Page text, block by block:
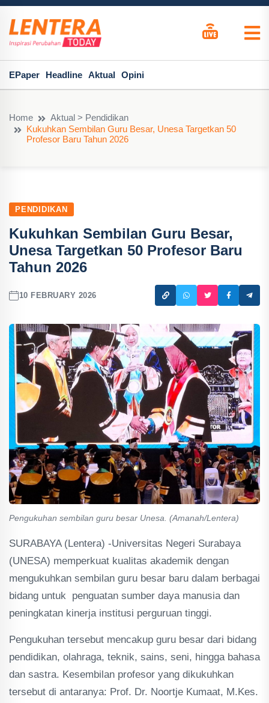
EPaper Headline Aktual Opini
Home
Aktual > Pendidikan
Kukuhkan Sembilan Guru Besar, Unesa Targetkan 50
Profesor Baru Tahun 2026
PENDIDIKAN
Kukuhkan Sembilan Guru Besar,
Unesa Targetkan 50 Profesor Baru
Tahun 2026
10 FEBRUARY 2026
Pengukuhan sembilan guru besar Unesa. (Amanah/Lentera)
SURABAYA (Lentera) -Universitas Negeri Surabaya
(UNESA) memperkuat kualitas akademik dengan
mengukuhkan sembilan guru besar baru dalam berbagai
bidang untuk penguatan sumber daya manusia dan
peningkatan kinerja institusi perguruan tinggi.
Pengukuhan tersebut mencakup guru besar dari bidang
pendidikan, olahraga, teknik, sains, seni, hingga bahasa
dan sastra. Kesembilan profesor yang dikukuhkan
tersebut di antaranya: Prof. Dr. Noortje Kumaat, M.Kes.